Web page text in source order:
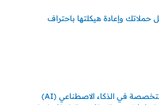
حملاتك وإعادة هيكلتها باحتراف
🎓 تدريب عملي واستشارات متخصصة في الذكاء الاصطناعي (AI)